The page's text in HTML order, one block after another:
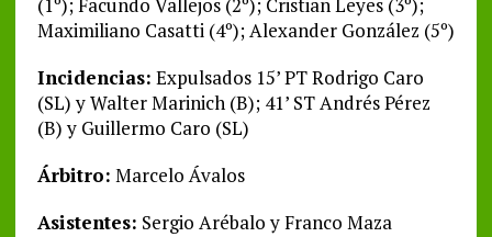
Maximiliano Casatti (4º); Alexander González (5º)
Incidencias: Expulsados 15’ PT Rodrigo Caro
(SL) y Walter Marinich (B); 41’ ST Andrés Pérez
(B) y Guillermo Caro (SL)
Árbitro: Marcelo Ávalos
Asistentes: Sergio Arébalo y Franco Maza